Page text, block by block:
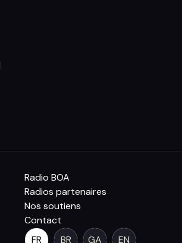
Radio BOA
Radios partenaires
Nos soutiens
Contact
FR
BR GA EN